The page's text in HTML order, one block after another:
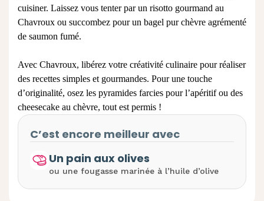
cuisiner. Laissez vous tenter par un risotto gourmand au
Chavroux ou succombez pour un bagel pur chèvre agrémenté
de saumon fumé.
Avec Chavroux, libérez votre créativité culinaire pour réaliser
des recettes simples et gourmandes. Pour une touche
d’originalité, osez les pyramides farcies pour l’apéritifou des
cheesecake au chèvre, tout est permis !
C’est encore meilleur avec
Un pain aux olives
ou une fougasse marinée à l’huile d’olive